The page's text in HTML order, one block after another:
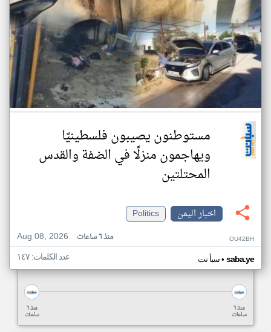
مستوطنون يصيبون فلسطينيًا
ويهاجمون منزلًا في الضفة والقدس
المحتلتين
اخبار اليمن
Politics
Aug 08, 2026
منذ ٦ ساعات OU42BH
سبأ نت• saba.ye عدد الكلمات: ١٤٧
منذ ٦
ساعات
منذ ٦
ساعات